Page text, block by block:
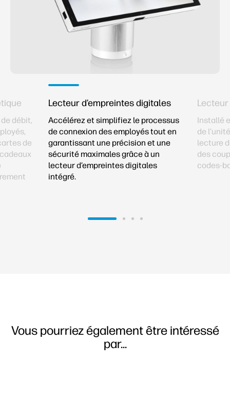
débit,
de
Lecteur d’empreintes digitales
Accélérez et simplifiez le processus
de connexion des employés tout en
garantissant une précision et une
sécurité maximales grâce à un
lecteur d’empreintes digitales
intégré.
Installé
de
lecture
des
codes-
Vous pourriez également être intéressé
par...